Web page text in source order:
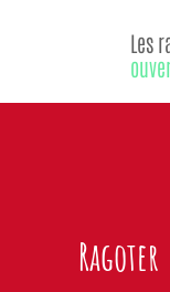
Ragoter
Les